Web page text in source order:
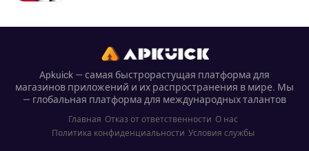
Apkuick — самая быстрорастущая платформа для
магазинов приложений и их распространения в мире. Мы
— глобальная платформа для международных талантов
Главная Отказ от ответственности О нас
Политика конфиденциальности Условия службы